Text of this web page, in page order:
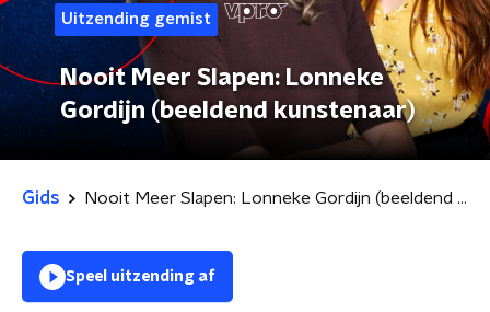
Uitzending gemist
Nooit Meer Slapen: Lonneke
Gordijn (beeldend kunstenaar)
Gids Nooit Meer Slapen: Lonneke Gordijn (beeldend kunstenaar)
Speel uitzending af